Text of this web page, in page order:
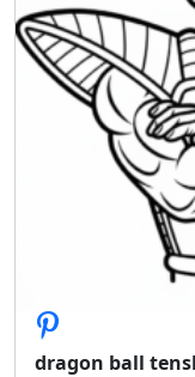
dragon ball